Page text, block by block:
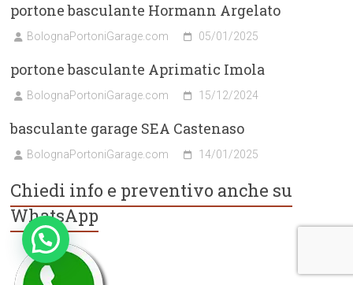
portone basculante Hormann Argelato
BolognaPortoniGarage.com 05/01/2025
portone basculante Aprimatic Imola
BolognaPortoniGarage.com 15/12/2024
basculante garage SEA Castenaso
BolognaPortoniGarage.com 14/01/2025
Chiedi info e preventivo anche su
WhatsApp